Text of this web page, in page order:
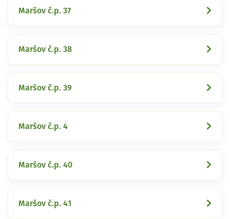
Maršov č.p. 37
Maršov č.p. 38
Maršov č.p. 39
Maršov č.p. 4
Maršov č.p. 40
Maršov č.p. 41